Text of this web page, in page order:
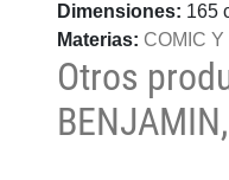
Dimensiones: 165
Materias: COMIC
Otros